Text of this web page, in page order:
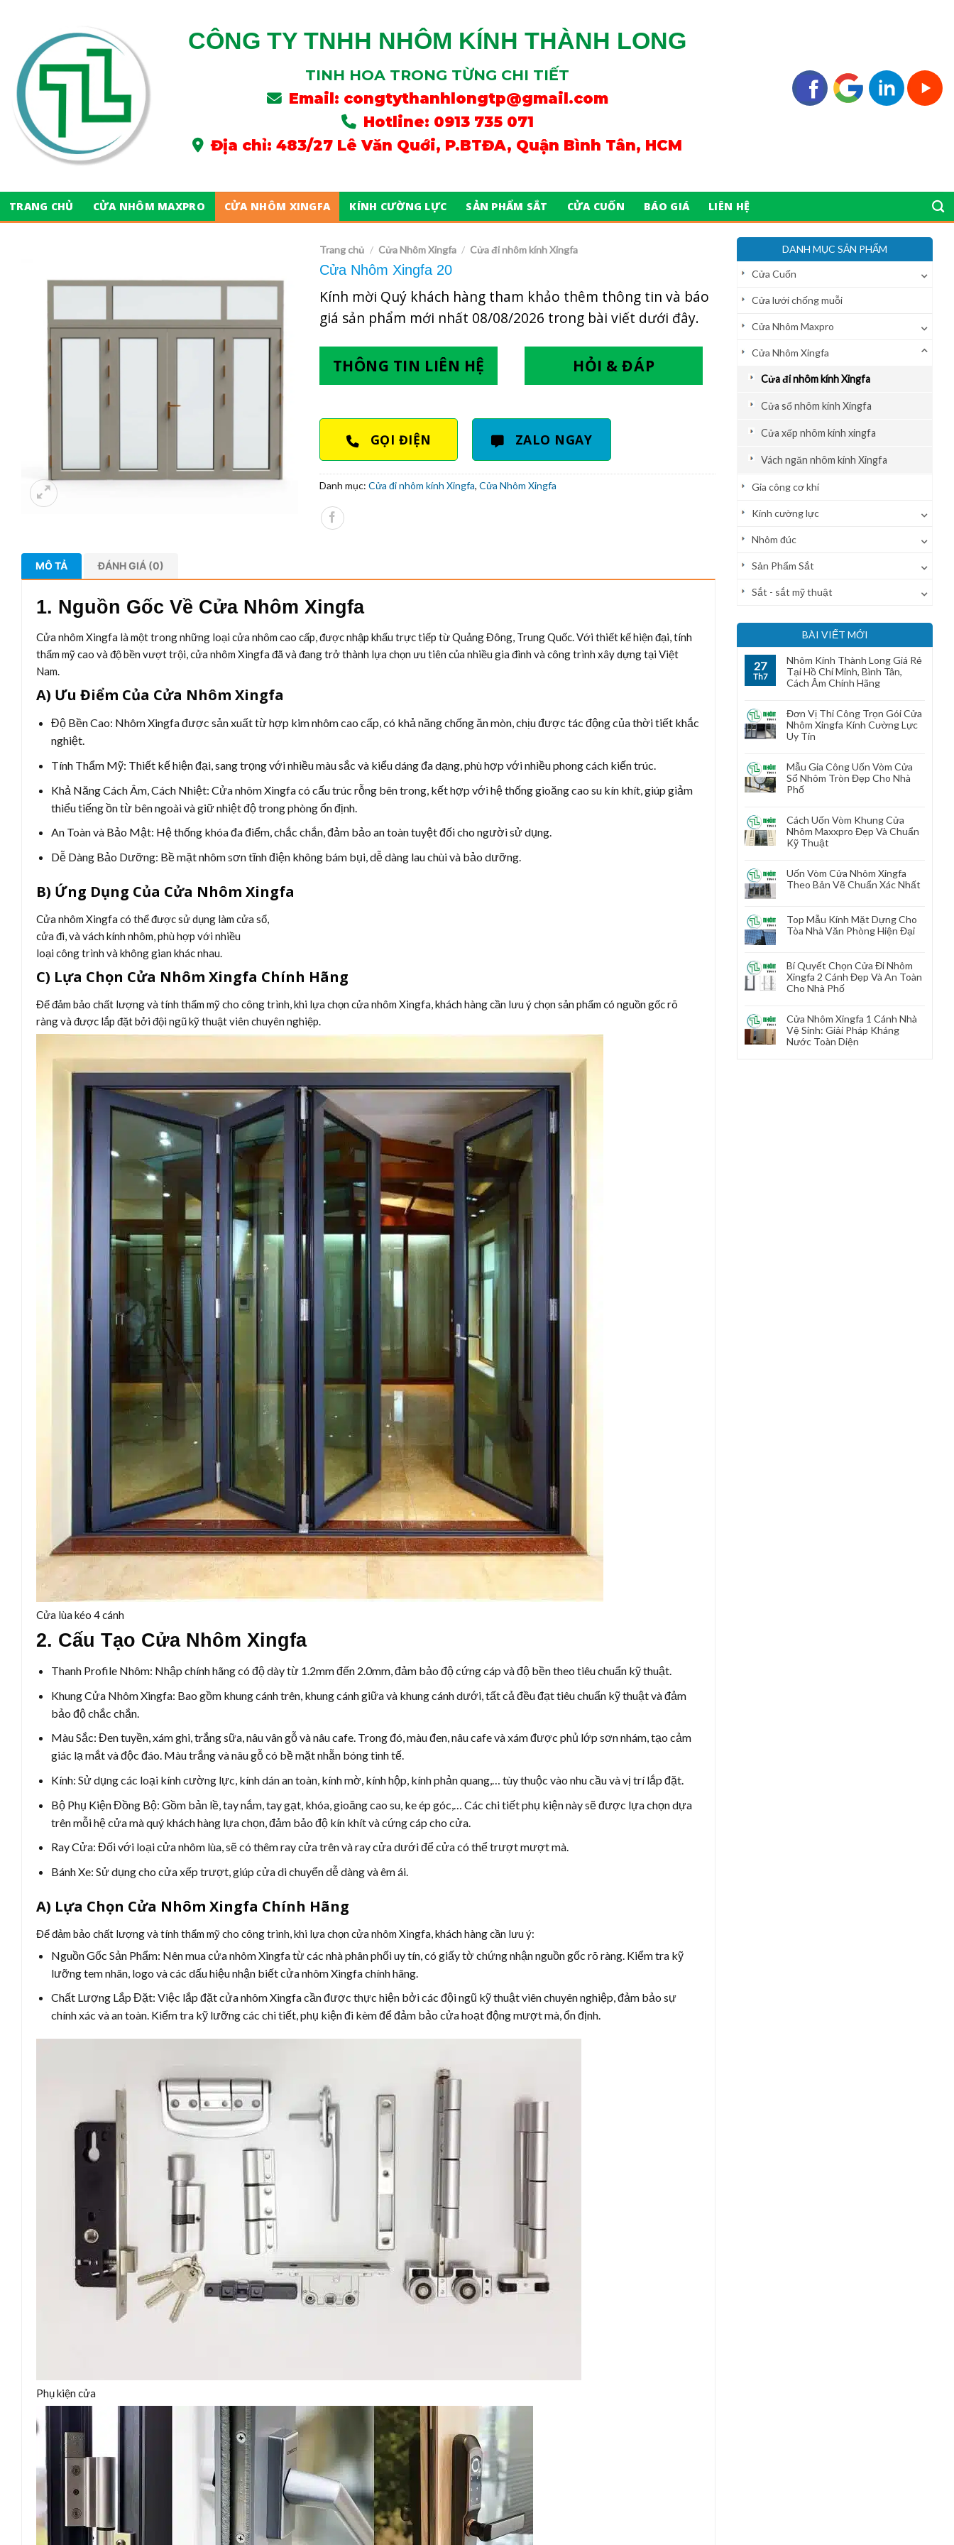
CÔNG TY TNHH NHÔM KÍNH THÀNH LONG
TINH HOA TRONG TỪNG CHI TIẾT
Email: congtythanhlongtp@gmail.com
Hotline: 0913 735 071
Địa chỉ: 483/27 Lê Văn Quới, P.BTĐA, Quận Bình Tân, HCM
TRANG CHỦ CỬA NHÔM MAXPRO CỬA NHÔM XINGFA KÍNH CƯỜNG LỰC SẢN PHẨM SẮT CỬA CUỐN BÁO GIÁ LIÊN HỆ
DANH MỤC SẢN PHẨM
Cửa Cuốn
Cửa lưới chống muỗi
Cửa Nhôm Maxpro
Cửa Nhôm Xingfa
Cửa đi nhôm kính Xingfa
Cửa sổ nhôm kính Xingfa
Cửa xếp nhôm kính xingfa
Vách ngăn nhôm kính Xingfa
Gia công cơ khí
Kính cường lực
Nhôm đúc
Sản Phẩm Sắt
Sắt - sắt mỹ thuật
BÀI VIẾT MỚI
27
Th7
Nhôm Kính Thành Long Giá Rẻ
Tại Hồ Chí Minh, Bình Tân,
Cách Âm Chính Hãng
Đơn Vị Thi Công Trọn Gói Cửa
Nhôm Xingfa Kính Cường Lực
Uy Tín
Mẫu Gia Công Uốn Vòm Cửa
Sổ Nhôm Tròn Đẹp Cho Nhà
Phố
Cách Uốn Vòm Khung Cửa
Nhôm Maxxpro Đẹp Và Chuẩn
Kỹ Thuật
Uốn Vòm Cửa Nhôm Xingfa
Theo Bản Vẽ Chuẩn Xác Nhất
Top Mẫu Kính Mặt Dựng Cho
Tòa Nhà Văn Phòng Hiện Đại
Bí Quyết Chọn Cửa Đi Nhôm
Xingfa 2 Cánh Đẹp Và An Toàn
Cho Nhà Phố
Cửa Nhôm Xingfa 1 Cánh Nhà
Vệ Sinh: Giải Pháp Kháng
Nước Toàn Diện
Trang chủ / Cửa Nhôm Xingfa / Cửa đi nhôm kính Xingfa
Cửa Nhôm Xingfa 20
Kính mời Quý khách hàng tham khảo thêm thông tin và báo
giá sản phẩm mới nhất 08/08/2026 trong bài viết dưới đây.
THÔNG TIN LIÊN HỆ HỎI & ĐÁP
GỌI ĐIỆN ZALO NGAY
Danh mục: Cửa đi nhôm kính Xingfa, Cửa Nhôm Xingfa
MÔ TẢ ĐÁNH GIÁ (0)
1. Nguồn Gốc Về Cửa Nhôm Xingfa
Cửa nhôm Xingfa là một trong những loại cửa nhôm cao cấp, được nhập khẩu trực tiếp từ Quảng Đông, Trung Quốc. Với thiết kế hiện đại, tính
thẩm mỹ cao và độ bền vượt trội, cửa nhôm Xingfa đã và đang trở thành lựa chọn ưu tiên của nhiều gia đình và công trình xây dựng tại Việt
Nam.
A) Ưu Điểm Của Cửa Nhôm Xingfa
Độ Bền Cao: Nhôm Xingfa được sản xuất từ hợp kim nhôm cao cấp, có khả năng chống ăn mòn, chịu được tác động của thời tiết khắc
nghiệt.
Tính Thẩm Mỹ: Thiết kế hiện đại, sang trọng với nhiều màu sắc và kiểu dáng đa dạng, phù hợp với nhiều phong cách kiến trúc.
Khả Năng Cách Âm, Cách Nhiệt: Cửa nhôm Xingfa có cấu trúc rỗng bên trong, kết hợp với hệ thống gioăng cao su kín khít, giúp giảm
thiểu tiếng ồn từ bên ngoài và giữ nhiệt độ trong phòng ổn định.
An Toàn và Bảo Mật: Hệ thống khóa đa điểm, chắc chắn, đảm bảo an toàn tuyệt đối cho người sử dụng.
Dễ Dàng Bảo Dưỡng: Bề mặt nhôm sơn tĩnh điện không bám bụi, dễ dàng lau chùi và bảo dưỡng.
B) Ứng Dụng Của Cửa Nhôm Xingfa
Cửa nhôm Xingfa có thể được sử dụng làm cửa sổ,
cửa đi, và vách kính nhôm, phù hợp với nhiều
loại công trình và không gian khác nhau.
C) Lựa Chọn Cửa Nhôm Xingfa Chính Hãng
Để đảm bảo chất lượng và tính thẩm mỹ cho công trình, khi lựa chọn cửa nhôm Xingfa, khách hàng cần lưu ý chọn sản phẩm có nguồn gốc rõ
ràng và được lắp đặt bởi đội ngũ kỹ thuật viên chuyên nghiệp.
Cửa lùa kéo 4 cánh
2. Cấu Tạo Cửa Nhôm Xingfa
Thanh Profile Nhôm: Nhập chính hãng có độ dày từ 1.2mm đến 2.0mm, đảm bảo độ cứng cáp và độ bền theo tiêu chuẩn kỹ thuật.
Khung Cửa Nhôm Xingfa: Bao gồm khung cánh trên, khung cánh giữa và khung cánh dưới, tất cả đều đạt tiêu chuẩn kỹ thuật và đảm
bảo độ chắc chắn.
Màu Sắc: Đen tuyền, xám ghi, trắng sữa, nâu vân gỗ và nâu cafe. Trong đó, màu đen, nâu cafe và xám được phủ lớp sơn nhám, tạo cảm
giác lạ mắt và độc đáo. Màu trắng và nâu gỗ có bề mặt nhẵn bóng tinh tế.
Kính: Sử dụng các loại kính cường lực, kính dán an toàn, kính mờ, kính hộp, kính phản quang,… tùy thuộc vào nhu cầu và vị trí lắp đặt.
Bộ Phụ Kiện Đồng Bộ: Gồm bản lề, tay nắm, tay gạt, khóa, gioăng cao su, ke ép góc,… Các chi tiết phụ kiện này sẽ được lựa chọn dựa
trên mỗi hệ cửa mà quý khách hàng lựa chọn, đảm bảo độ kín khít và cứng cáp cho cửa.
Ray Cửa: Đối với loại cửa nhôm lùa, sẽ có thêm ray cửa trên và ray cửa dưới để cửa có thể trượt mượt mà.
Bánh Xe: Sử dụng cho cửa xếp trượt, giúp cửa di chuyển dễ dàng và êm ái.
A) Lựa Chọn Cửa Nhôm Xingfa Chính Hãng
Để đảm bảo chất lượng và tính thẩm mỹ cho công trình, khi lựa chọn cửa nhôm Xingfa, khách hàng cần lưu ý:
Nguồn Gốc Sản Phẩm: Nên mua cửa nhôm Xingfa từ các nhà phân phối uy tín, có giấy tờ chứng nhận nguồn gốc rõ ràng. Kiểm tra kỹ
lưỡng tem nhãn, logo và các dấu hiệu nhận biết cửa nhôm Xingfa chính hãng.
Chất Lượng Lắp Đặt: Việc lắp đặt cửa nhôm Xingfa cần được thực hiện bởi các đội ngũ kỹ thuật viên chuyên nghiệp, đảm bảo sự
chính xác và an toàn. Kiểm tra kỹ lưỡng các chi tiết, phụ kiện đi kèm để đảm bảo cửa hoạt động mượt mà, ổn định.
Phụ kiện cửa